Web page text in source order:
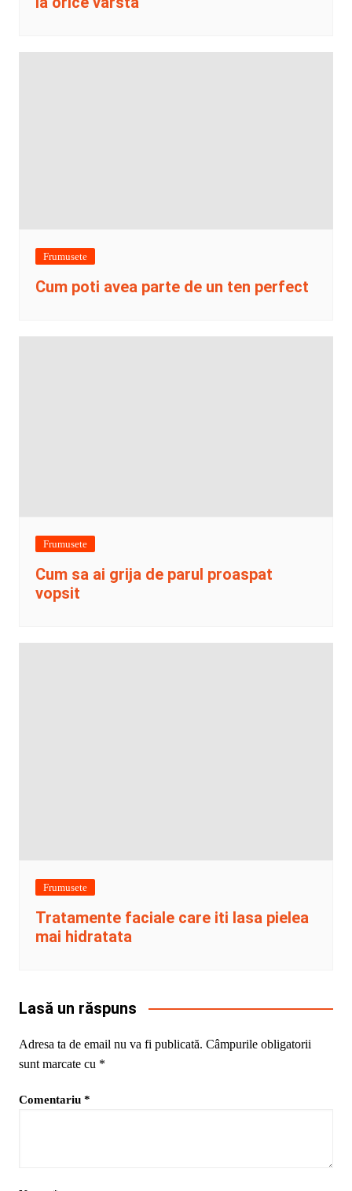
Frumusete
Cum poti avea parte de un ten perfect
Frumusete
Cum sa ai grija de parul proaspat
vopsit
Frumusete
Tratamente faciale care iti lasa pielea
mai hidratata
Lasă un răspuns
Adresa ta de email nu va fi publicată. Câmpurile obligatorii
sunt marcate cu *
Comentariu *